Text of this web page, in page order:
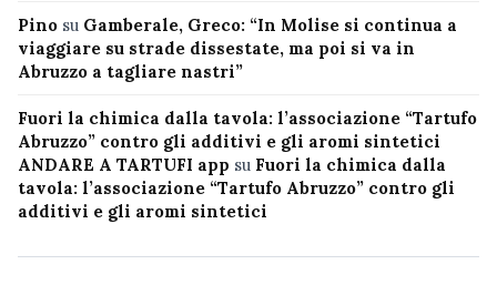
Pino su Gamberale, Greco: “In Molise si continua a
viaggiare su strade dissestate, ma poi si va in
Abruzzo a tagliare nastri”
Fuori la chimica dalla tavola: l’associazione “Tartufo
Abruzzo” contro gli additivi e gli aromi sintetici
ANDARE A TARTUFI app su Fuori la chimica dalla
tavola: l’associazione “Tartufo Abruzzo” contro gli
additivi e gli aromi sintetici